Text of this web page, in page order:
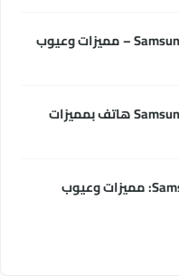
سعر ومواصفات Samsung A15 4G – مميزات وعيوب
سعر ومواصفات Samsung A56 5G هاتف بمميزات
سعر ومواصفات Samsung A36: مميزات وعيوب